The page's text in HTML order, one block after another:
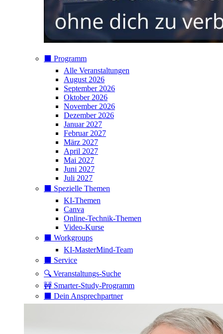
⬛️ Programm
Alle Veranstaltungen
August 2026
September 2026
Oktober 2026
November 2026
Dezember 2026
Januar 2027
Februar 2027
März 2027
April 2027
Mai 2027
Juni 2027
Juli 2027
⬛️ Spezielle Themen
KI-Themen
Canva
Online-Technik-Themen
Video-Kurse
⬛️ Workgroups
KI-MasterMind-Team
⬛️ Service
🔍 Veranstaltungs-Suche
🚧 Smarter-Study-Programm
⬛️ Dein Ansprechpartner